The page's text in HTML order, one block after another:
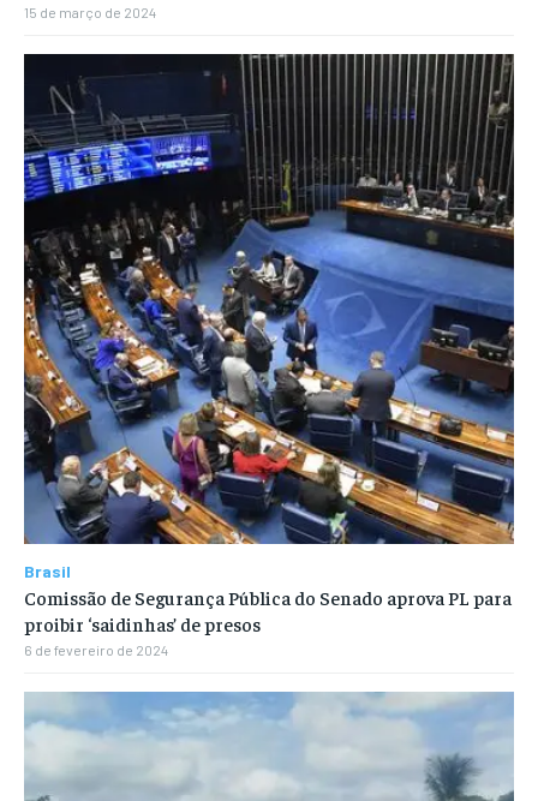
15 de março de 2024
Brasil
Comissão de Segurança Pública do Senado aprova PL para
proibir ‘saidinhas’ de presos
6 de fevereiro de 2024